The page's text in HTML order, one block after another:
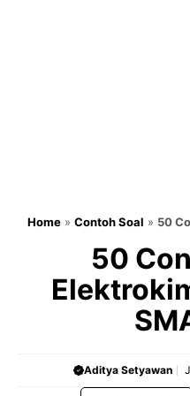
Home » Contoh Soal » 50
50
Aditya Setyawan